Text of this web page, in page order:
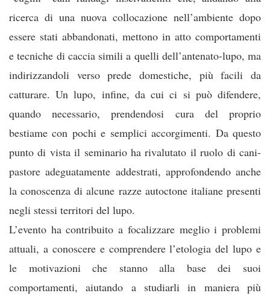
ricerca di una nuova collocazione nell’ambiente dopo
essere stati abbandonati, mettono in atto comportamenti
e tecniche di caccia simili a quelli dell’antenato-lupo, ma
indirizzandoli verso prede domestiche, più facili da
catturare. Un lupo, infine, da cui ci si può difendere,
quando necessario, prendendosi cura del proprio
bestiame con pochi e semplici accorgimenti. Da questo
punto di vista il seminario ha rivalutato il ruolo di cani-
pastore adeguatamente addestrati, approfondendo anche
la conoscenza di alcune razze autoctone italiane presenti
negli stessi territori del lupo.
L’evento ha contribuito a focalizzare meglio i problemi
attuali, a conoscere e comprendere l’etologia del lupo e
le motivazioni che stanno alla base dei suoi
comportamenti, aiutando a studiarli in maniera più